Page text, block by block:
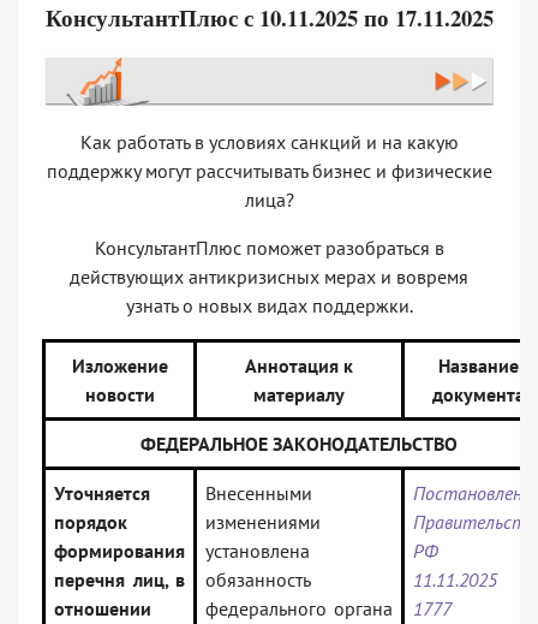
КонсультантПлюс с 10.11.2025 по 17.11.2025
Как работать в условиях санкций и на какую
поддержку могут рассчитывать бизнес и физические
лица?
КонсультантПлюс поможет разобраться в
действующих антикризисных мерах и вовремя
узнать о новых видах поддержки.
Изложение
новости
Аннотация к
материалу
Название
документа
ФЕДЕРАЛЬНОЕ ЗАКОНОДАТЕЛЬСТВО
Уточняется
порядок
формирования
перечня лиц, в
отношении
Внесенными
изменениями
установлена
обязанность
федерального органа
РФ
11.11.2025
1777